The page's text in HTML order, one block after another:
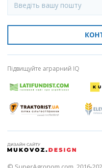
Підвищуйте аграрний IQ